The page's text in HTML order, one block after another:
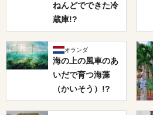
ねんどでできた冷
蔵庫!?
オランダ
海の上の風車のあ
いだで育つ海藻
（かいそう）!?